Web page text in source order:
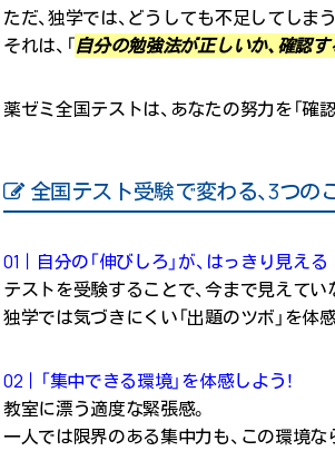
ただ、独学では、どうしても不足してしま
それは、「自分の勉強法が正しいか、確認
薬ゼミ全国テストは、あなたの努力を「確
全国テスト受験で変わる、3つの
01｜自分の「伸びしろ」が、はっきり見える
テストを受験することで、今まで見えて
独学では気づきにくい「出題のツボ」を体
02｜「集中できる環境」を体感しよう！
教室に漂う適度な緊張感。
一人では限界のある集中力も、この環境な